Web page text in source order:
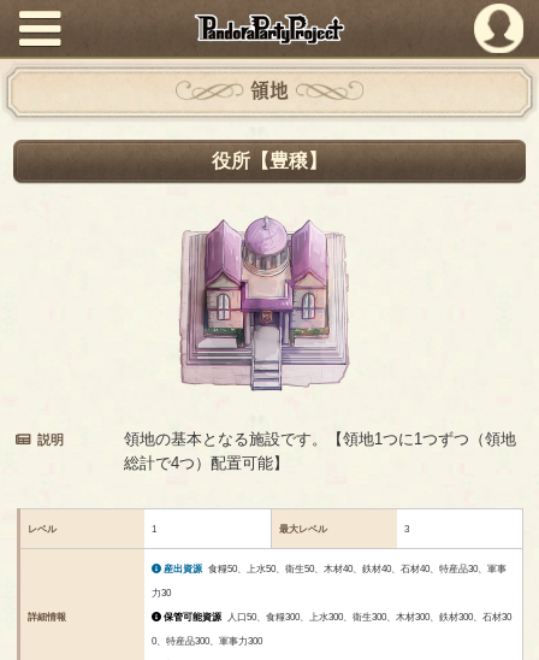
PandoraPartyProject
領地
役所【豊穣】
説明
領地の基本となる施設です。【領地1つに1つずつ（領地
総計で4つ）配置可能】
レベル 1 最大レベル 3
詳細情報
産出資源 食糧50、上水50、衛生50、木材40、鉄材40、石材40、特産品30、軍事
力30
保管可能資源
人口50、食糧300、上水300、衛生300、木材300、鉄材300、石材30
0、特産品300、軍事力300